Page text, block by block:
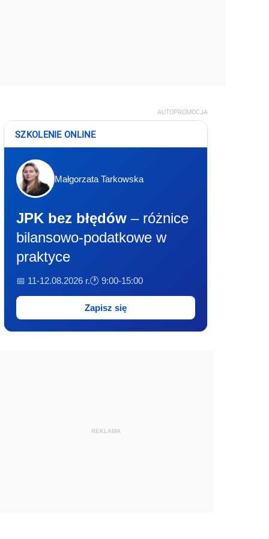
AUTOPROMOCJA
SZKOLENIE ONLINE
Małgorzata Tarkowska
JPK bez błędów – różnice
bilansowo-podatkowe w
praktyce
📅 11-12.08.2026 r.🕐 9:00-15:00
Zapisz się
REKLAMA